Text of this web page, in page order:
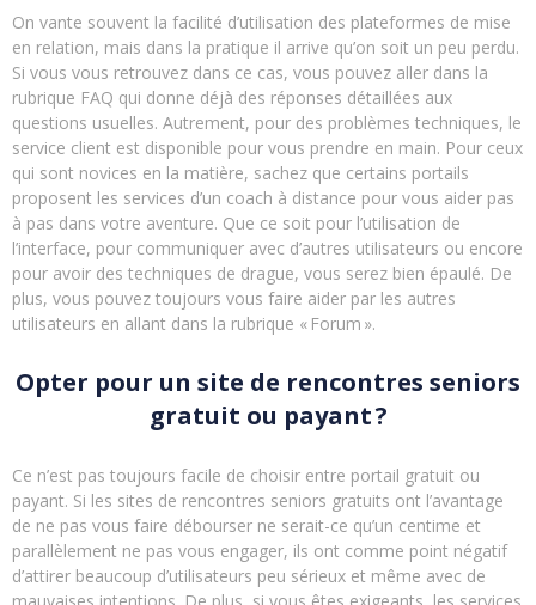
On vante souvent la facilité d’utilisation des plateformes de mise
en relation, mais dans la pratique il arrive qu’on soit un peu perdu.
Si vous vous retrouvez dans ce cas, vous pouvez aller dans la
rubrique FAQ qui donne déjà des réponses détaillées aux
questions usuelles. Autrement, pour des problèmes techniques, le
service client est disponible pour vous prendre en main. Pour ceux
qui sont novices en la matière, sachez que certains portails
proposent les services d’un coach à distance pour vous aider pas
à pas dans votre aventure. Que ce soit pour l’utilisation de
l’interface, pour communiquer avec d’autres utilisateurs ou encore
pour avoir des techniques de drague, vous serez bien épaulé. De
plus, vous pouvez toujours vous faire aider par les autres
utilisateurs en allant dans la rubrique « Forum ».
Opter pour un site de rencontres seniors
gratuit ou payant ?
Ce n’est pas toujours facile de choisir entre portail gratuit ou
payant. Si les sites de rencontres seniors gratuits ont l’avantage
de ne pas vous faire débourser ne serait-ce qu’un centime et
parallèlement ne pas vous engager, ils ont comme point négatif
d’attirer beaucoup d’utilisateurs peu sérieux et même avec de